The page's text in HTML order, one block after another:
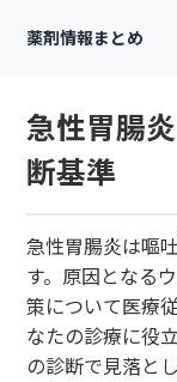
薬剤情報まとめ
急性胃腸
断基準
急性胃腸炎は嘔
す。原因となる
策について医療
なたの診療に役
の診断で見落と